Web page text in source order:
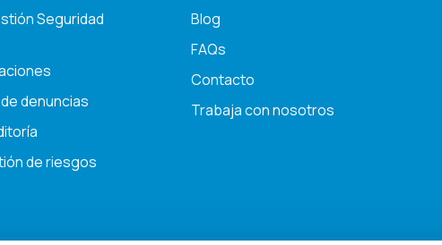
Seguridad
denuncias
de riesgos
Blog
FAQs
Contacto
Trabaja con nosotros